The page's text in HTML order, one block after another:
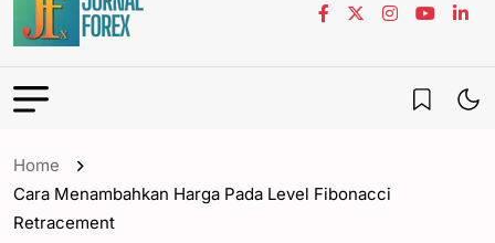
Home
Cara Menambahkan Harga Pada Level Fibonacci
Retracement